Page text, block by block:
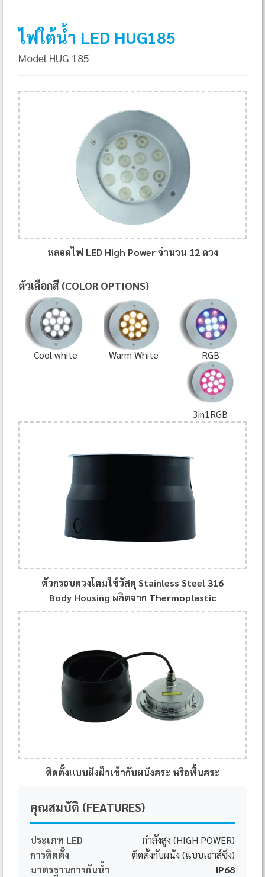
UNDERWATER LIGHT
JESTA
LED HUG185
โคมไฟใต้น้ำ Underwater Light ชนิด LED High
Power แบบฝังเข้ากับผนังสระหรือพื้นสระ เปลี่ยนจาก
สระว่ายน้ำธรรมดาให้มีชีวิตชีวามากขึ้น
ไฟใต้น้ำ LED HUG185
Model HUG 185
หลอดไฟ LED High Power จำนวน 12 ดวง
ตัวเลือกสี (COLOR OPTIONS)
Cool white Warm White RGB
3in1RGB
ตัวกรอบดวงโคมใช้วัสดุ Stainless Steel 316
Body Housing ผลิตจาก Thermoplastic
ติดตั้งแบบฝังฝ้าเข้ากับผนังสระ หรือพื้นสระ
คุณสมบัติ (FEATURES)
ประเภท LED
กำลังสูง (HIGH POWER)
การติดตั้ง
ติดตั้งกับผนัง (แบบเฮาส์ซิ่ง)
มาตรฐานการกันน้ำ
IP68